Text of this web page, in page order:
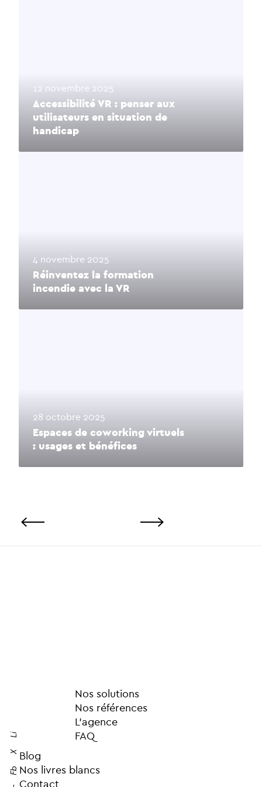
Fb
X
Li
12 novembre 2025
Accessibilité VR : penser aux
utilisateurs en situation de
handicap
4 novembre 2025
Réinventez la formation
incendie avec la VR
28 octobre 2025
Espaces de coworking virtuels
: usages et bénéfices
Nos solutions
Nos références
L’agence
FAQ
Blog
Nos livres blancs